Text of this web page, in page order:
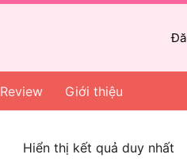
Review Giới thiệu
Hiển thị kết quả duy nhất